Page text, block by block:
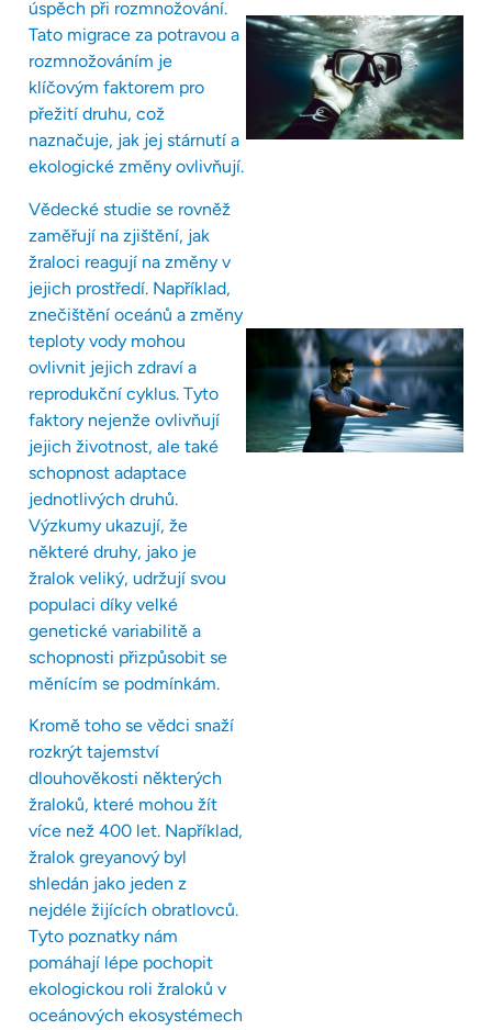
úspěch při rozmnožování.
Tato migrace za potravou a
rozmnožováním je
klíčovým faktorem pro
přežití druhu, což
naznačuje, jak jej stárnutí a
ekologické změny ovlivňují.
Vědecké studie se rovněž
zaměřují na zjištění, jak
žraloci reagují na změny v
jejich prostředí. Například,
znečištění oceánů a změny
teploty vody mohou
ovlivnit jejich zdraví a
reprodukční cyklus. Tyto
faktory nejenže ovlivňují
jejich životnost, ale také
schopnost adaptace
jednotlivých druhů.
Výzkumy ukazují, že
některé druhy, jako je
žralok veliký, udržují svou
populaci díky velké
genetické variabilitě a
schopnosti přizpůsobit se
měnícím se podmínkám.
Kromě toho se vědci snaží
rozkrýt tajemství
dlouhověkosti některých
žraloků, které mohou žít
více než 400 let. Například,
žralok greyanový byl
shledán jako jeden z
nejdéle žijících obratlovců.
Tyto poznatky nám
pomáhají lépe pochopit
ekologickou roli žraloků v
oceánových ekosystémech